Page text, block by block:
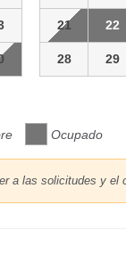
21 22
28 29
Ocupado
a las solicitudes y el